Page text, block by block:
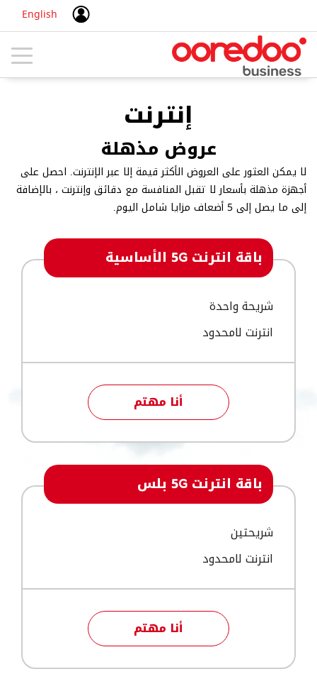
English
Toggle
navigation
إنترنت
عروض مذهلة
لا يمكن العثور على العروض الأكثر قيمة إلا عبر الإنترنت. احصل على
أجهزة مذهلة بأسعار لا تقبل المنافسة مع دقائق وإنترنت ، بالإضافة
إلى ما يصل إلى 5 أضعاف مزايا شامل اليوم.
باقة انترنت 5G الأساسية
شريحة واحدة
انترنت لامحدود
أنا مهتم
باقة انترنت 5G بلس
شريحتين
انترنت لامحدود
أنا مهتم